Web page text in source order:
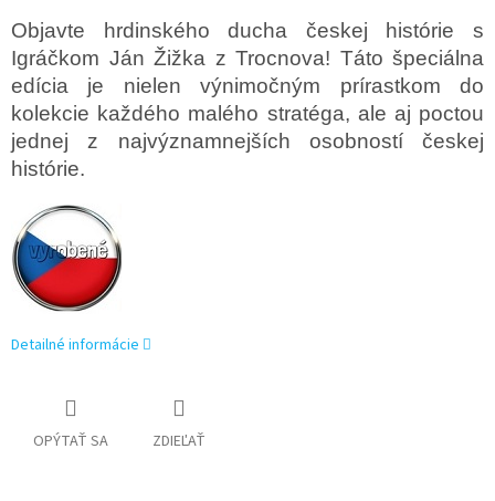
Objavte hrdinského ducha českej histórie s
Igráčkom Ján Žižka z Trocnova! Táto špeciálna
edícia je nielen výnimočným prírastkom do
kolekcie každého malého stratéga, ale aj poctou
jednej z najvýznamnejších osobností českej
histórie.
Detailné informácie
OPÝTAŤ SA ZDIEĽAŤ